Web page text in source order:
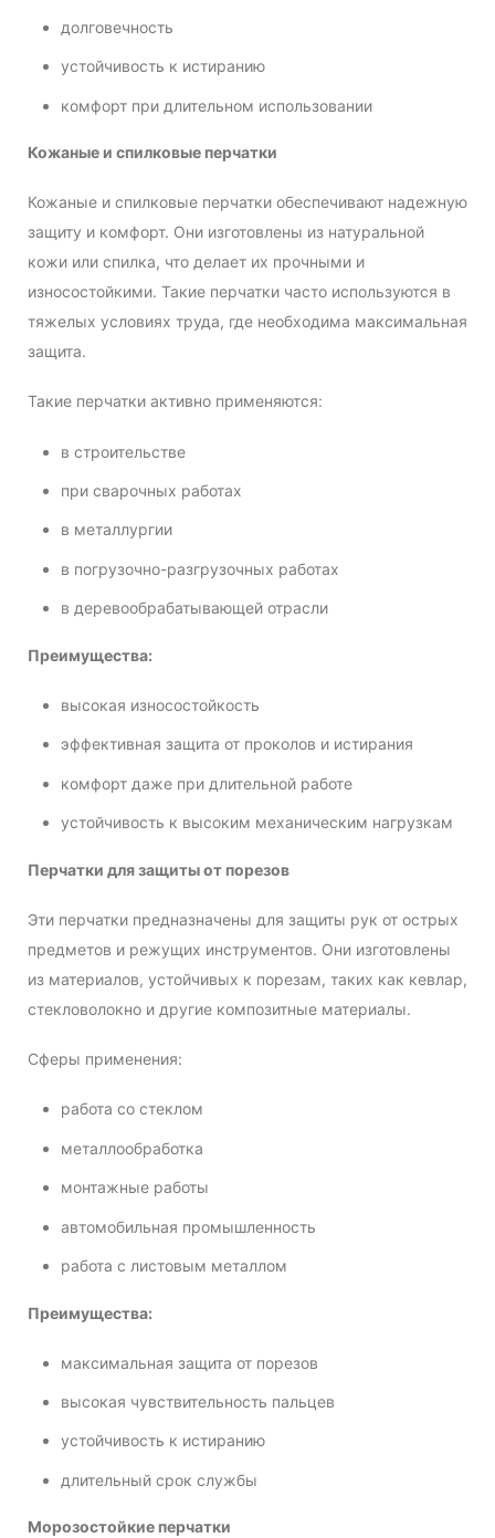
долговечность
устойчивость к истиранию
комфорт при длительном использовании
Кожаные и спилковые перчатки
Кожаные и спилковые перчатки обеспечивают надежную
защиту и комфорт. Они изготовлены из натуральной
кожи или спилка, что делает их прочными и
износостойкими. Такие перчатки часто используются в
тяжелых условиях труда, где необходима максимальная
защита.
Такие перчатки активно применяются:
в строительстве
при сварочных работах
в металлургии
в погрузочно-разгрузочных работах
в деревообрабатывающей отрасли
Преимущества:
высокая износостойкость
эффективная защита от проколов и истирания
комфорт даже при длительной работе
устойчивость к высоким механическим нагрузкам
Перчатки для защиты от порезов
Эти перчатки предназначены для защиты рук от острых
предметов и режущих инструментов. Они изготовлены
из материалов, устойчивых к порезам, таких как кевлар,
стекловолокно и другие композитные материалы.
Сферы применения:
работа со стеклом
металлообработка
монтажные работы
автомобильная промышленность
работа с листовым металлом
Преимущества:
максимальная защита от порезов
высокая чувствительность пальцев
устойчивость к истиранию
длительный срок службы
Морозостойкие перчатки